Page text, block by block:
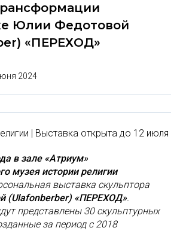
Юлии Федотовой
«ПЕРЕХОД»
2024
| Выставка открыта до 12 июля
в зале «Атриум»
музея истории религии
выставка скульптора
(Ulafonberber) «ПЕРЕХОД».
представлены 30 скульптурных
за период с 2018